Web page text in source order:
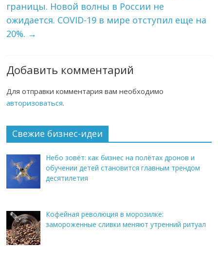
границы. Новой волны в России не
ожидается. COVID-19 в мире отступил еще на
20%. →
Добавить комментарий
Для отправки комментария вам необходимо
авторизоваться.
Свежие бизнес-идеи
Небо зовёт: как бизнес на полётах дронов и
обучении детей становится главным трендом
десятилетия
Кофейная революция в морозилке:
замороженные сливки меняют утренний ритуал